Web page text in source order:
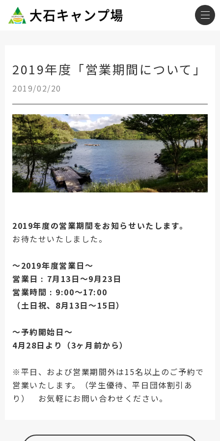
2019年度「営業期間について」
2019/02/20
2019年度の営業期間をお知らせいたします。
お待たせいたしました。
～2019年度営業日～
営業日 : 7月13日～9月23日
営業時間 : 9:00〜17:00
（土日祝、8月13日～15日）
～予約開始日～
4月28日より（3ヶ月前から）
※平日、および営業期間外は15名以上のご予約で
営業いたします。（学生優待、平日団体割引あ
り） お気軽にお問い合わせください。